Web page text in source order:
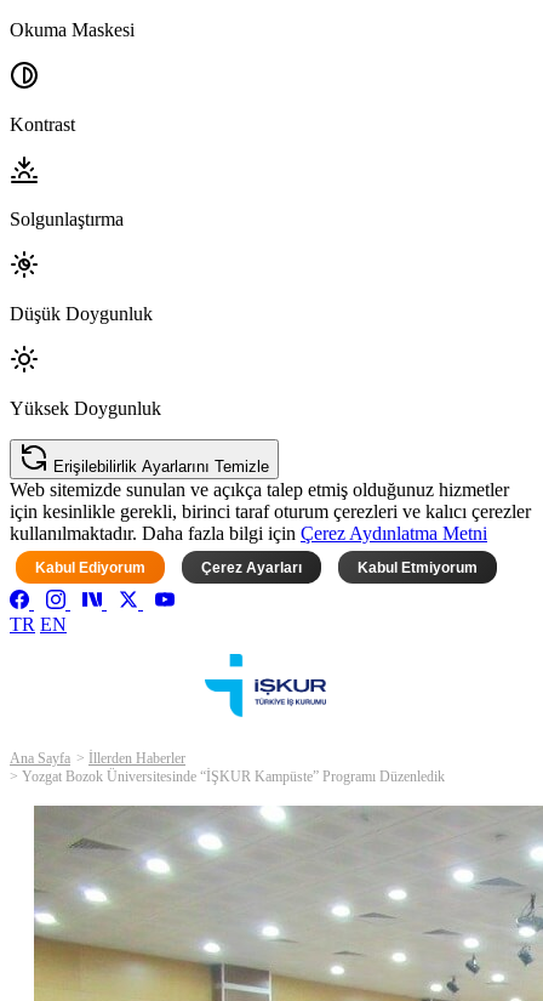
Okuma Maskesi
Kontrast
Solgunlaştırma
Düşük Doygunluk
Yüksek Doygunluk
Erişilebilirlik Ayarlarını Temizle
Web sitemizde sunulan ve açıkça talep etmiş olduğunuz hizmetler
için kesinlikle gerekli, birinci taraf oturum çerezleri ve kalıcı çerezler
kullanılmaktadır. Daha fazla bilgi için Çerez Aydınlatma Metni
Kabul Ediyorum Çerez Ayarları Kabul Etmiyorum
TR EN
Ana Sayfa
İllerden Haberler
Yozgat Bozok Üniversitesinde “İŞKUR Kampüste” Programı Düzenledik